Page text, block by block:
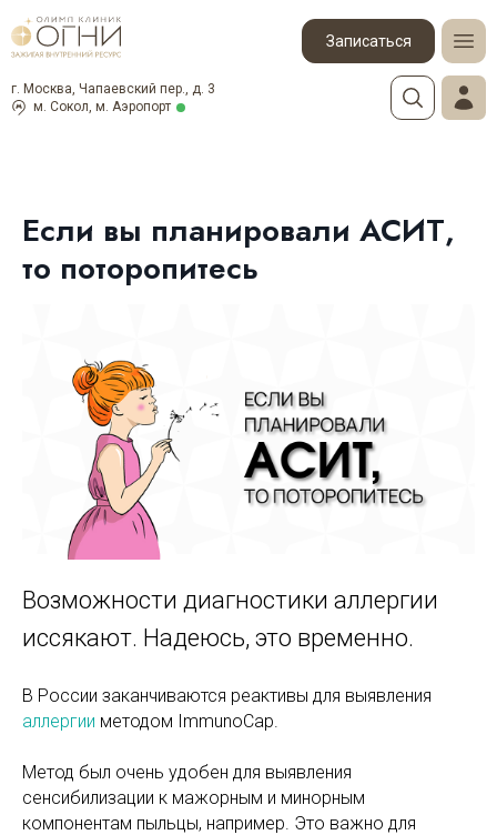
Записаться
м. Сокол, м. Аэропорт
г. Москва, Чапаевский пер., д. 3
Если вы планировали АСИТ,
то поторопитесь
Возможности диагностики аллергии
иссякают. Надеюсь, это временно.
В России заканчиваются реактивы для выявления
аллергии методом ImmunoCap.
Метод был очень удобен для выявления
сенсибилизации к мажорным и минорным
компонентам пыльцы, например. Это важно для